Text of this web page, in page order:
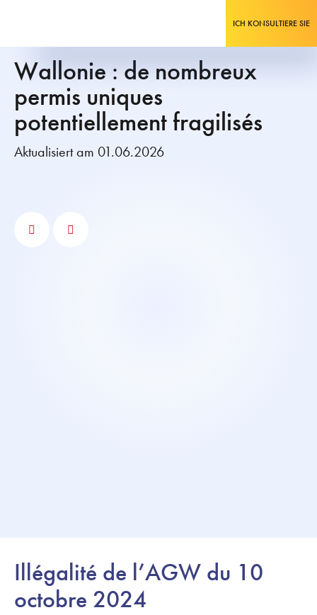
ICH KONSULTIERE SIE
Wallonie : de nombreux
permis uniques
potentiellement fragilisés
Aktualisiert am 01.06.2026
Illégalité de l’AGW du 10
octobre 2024